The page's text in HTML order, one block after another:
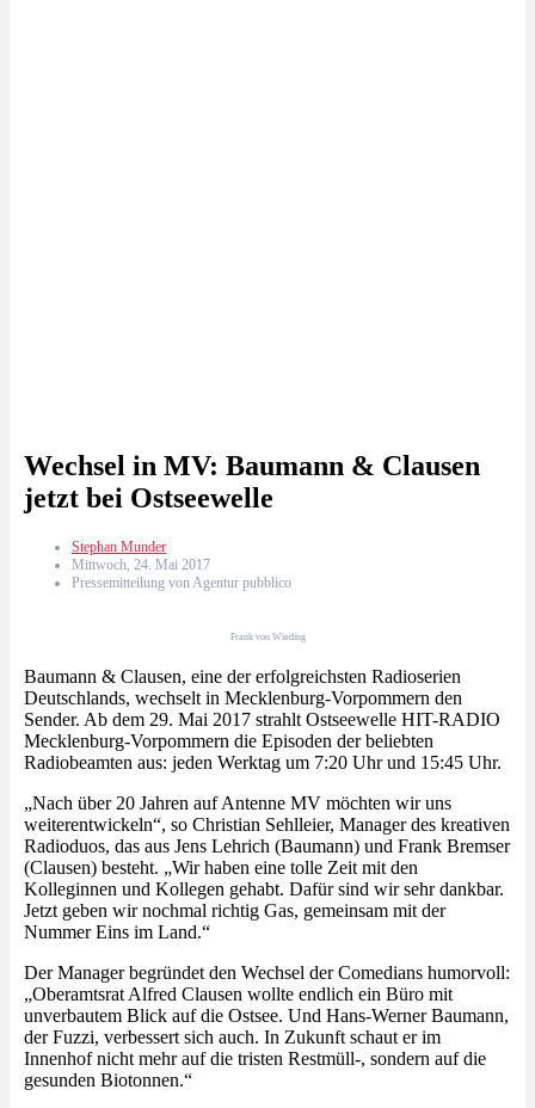
Wechsel in MV: Baumann & Clausen
jetzt bei Ostseewelle
Stephan Munder
Mittwoch, 24. Mai 2017
Pressemitteilung von Agentur pubblico
Frank von Wieding
Baumann & Clausen, eine der erfolgreichsten Radioserien
Deutschlands, wechselt in Mecklenburg-Vorpommern den
Sender. Ab dem 29. Mai 2017 strahlt Ostseewelle HIT-RADIO
Mecklenburg-Vorpommern die Episoden der beliebten
Radiobeamten aus: jeden Werktag um 7:20 Uhr und 15:45 Uhr.
„Nach über 20 Jahren auf Antenne MV möchten wir uns
weiterentwickeln“, so Christian Sehlleier, Manager des kreativen
Radioduos, das aus Jens Lehrich (Baumann) und Frank Bremser
(Clausen) besteht. „Wir haben eine tolle Zeit mit den
Kolleginnen und Kollegen gehabt. Dafür sind wir sehr dankbar.
Jetzt geben wir nochmal richtig Gas, gemeinsam mit der
Nummer Eins im Land.“
Der Manager begründet den Wechsel der Comedians humorvoll:
„Oberamtsrat Alfred Clausen wollte endlich ein Büro mit
unverbautem Blick auf die Ostsee. Und Hans-Werner Baumann,
der Fuzzi, verbessert sich auch. In Zukunft schaut er im
Innenhof nicht mehr auf die tristen Restmüll-, sondern auf die
gesunden Biotonnen.“